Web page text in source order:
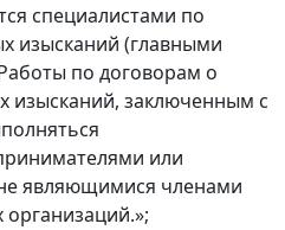
специалистами по
изысканий (главными
по договорам о
изысканий, заключенным с
или
являющимися членами